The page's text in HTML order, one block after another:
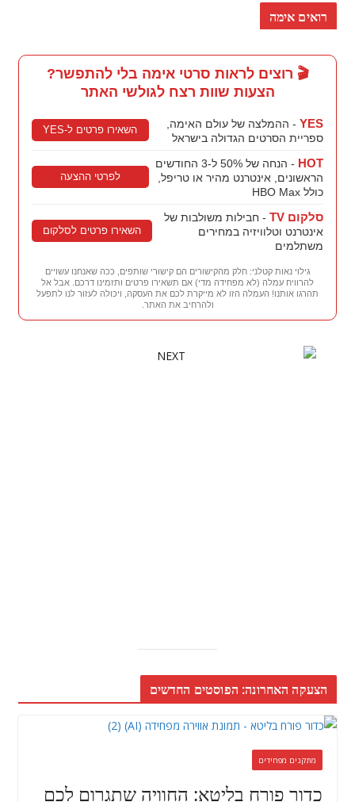
רואים אימה
🎬 רוצים לראות סרטי אימה בלי להתפשר?
הצעות שוות רצח לגולשי האתר
YES - ההמלצה של עולם האימה,
ספריית הסרטים הגדולה בישראל
השאירו פרטים ל-YES
HOT
- הנחה של 50% ל-3 החודשים
הראשונים, אינטרנט מהיר או טריפל,
כולל HBO Max
לפרטי ההצעה
סלקום TV
- חבילות משולבות של
אינטרנט וטלוויזיה במחירים
משתלמים
השאירו פרטים לסלקום
גילוי נאות קטלני: חלק מהקישורים הם קישורי שותפים, ככה שאנחנו עשויים
להרוויח עמלה (לא מפחידה מדי) אם תשאירו פרטים ותזמינו דרכם. אבל אל
תהרגו אותנו! העמלה הזו לא מייקרת לכם את העסקה, ויכולה לעזור לנו לתפעל
ולהרחיב את האתר.
הצעקה האחרונה: הפוסטים החדשים
מתקנים מפחידים
כדור פורח בליטא: החוויה שתגרום לכם